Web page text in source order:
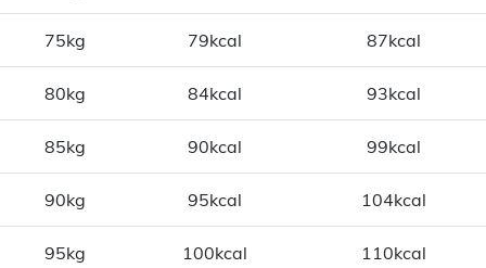
75kg 79kcal 87kcal
80kg 84kcal 93kcal
85kg 90kcal 99kcal
90kg 95kcal 104kcal
95kg 100kcal 110kcal